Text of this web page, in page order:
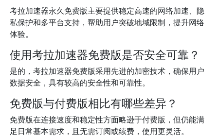
考拉加速器永久免费版主要提供稳定高速的网络加速、隐
私保护和多平台支持，帮助用户突破地域限制，提升网络
体验。
使用考拉加速器免费版是否安全可靠？
是的，考拉加速器免费版采用先进的加密技术，确保用户
数据安全，具有较高的安全性和可靠性。
免费版与付费版相比有哪些差异？
免费版在连接速度和稳定性方面略逊于付费版，但仍能满
足日常基本需求，且无需订阅或续费，使用更灵活。